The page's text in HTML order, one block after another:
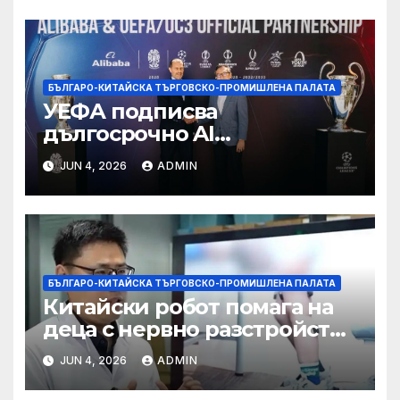
БЪЛГАРО-КИТАЙСКА ТЪРГОВСКО-ПРОМИШЛЕНА ПАЛАТА
УЕФА подписва
дългосрочно AI
партньорство с Alibaba
JUN 4, 2026 ADMIN
БЪЛГАРО-КИТАЙСКА ТЪРГОВСКО-ПРОМИШЛЕНА ПАЛАТА
Китайски робот помага на
деца с нервно разстройство
да се изправят за първи път
JUN 4, 2026 ADMIN